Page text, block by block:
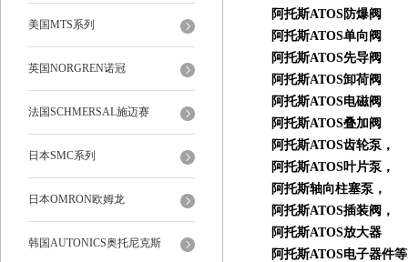
美国MTS系列
英国NORGREN诺冠
法国SCHMERSAL施迈赛
日本SMC系列
日本OMRON欧姆龙
韩国AUTONICS奥托尼克斯
阿托斯ATOS防爆阀
阿托斯ATOS单向阀
阿托斯ATOS先导阀
阿托斯ATOS卸荷阀
阿托斯ATOS电磁阀
阿托斯ATOS叠加阀
阿托斯ATOS齿轮泵，
阿托斯ATOS叶片泵，
阿托斯轴向柱塞泵，
阿托斯ATOS插装阀，
阿托斯ATOS放大器
阿托斯ATOS电子器件等